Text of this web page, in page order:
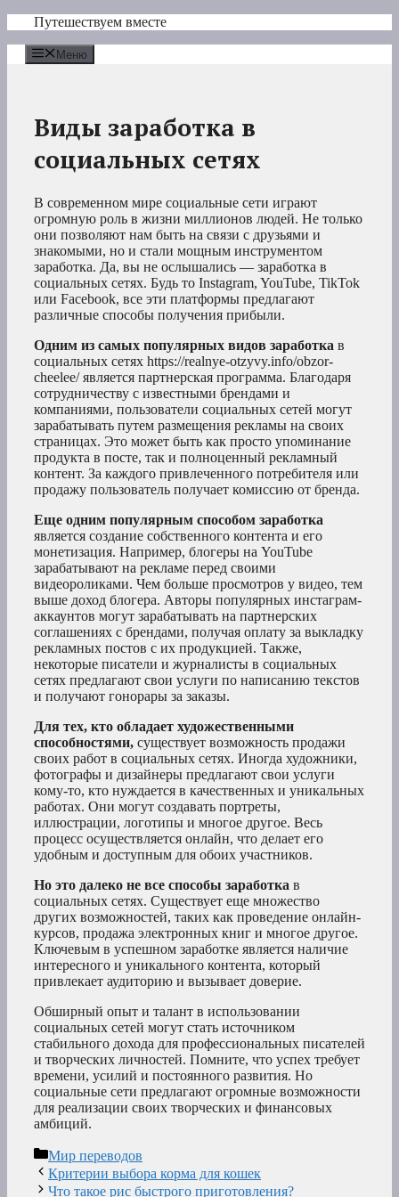
Перейти
содержимому
Путешествуем вместе
Меню
Виды заработка в
социальных сетях
В современном мире социальные сети играют
огромную роль в жизни миллионов людей. Не только
они позволяют нам быть на связи с друзьями и
знакомыми, но и стали мощным инструментом
заработка. Да, вы не ослышались — заработка в
социальных сетях. Будь то Instagram, YouTube, TikTok
или Facebook, все эти платформы предлагают
различные способы получения прибыли.
Одним из самых популярных видов заработка в
социальных сетях https://realnye-otzyvy.info/obzor-
cheelee/ является партнерская программа. Благодаря
сотрудничеству с известными брендами и
компаниями, пользователи социальных сетей могут
зарабатывать путем размещения рекламы на своих
страницах. Это может быть как просто упоминание
продукта в посте, так и полноценный рекламный
контент. За каждого привлеченного потребителя или
продажу пользователь получает комиссию от бренда.
Еще одним популярным способом заработка
является создание собственного контента и его
монетизация. Например, блогеры на YouTube
зарабатывают на рекламе перед своими
видеороликами. Чем больше просмотров у видео, тем
выше доход блогера. Авторы популярных инстаграм-
аккаунтов могут зарабатывать на партнерских
соглашениях с брендами, получая оплату за выкладку
рекламных постов с их продукцией. Также,
некоторые писатели и журналисты в социальных
сетях предлагают свои услуги по написанию текстов
и получают гонорары за заказы.
Для тех, кто обладает художественными
способностями, существует возможность продажи
своих работ в социальных сетях. Иногда художники,
фотографы и дизайнеры предлагают свои услуги
кому-то, кто нуждается в качественных и уникальных
работах. Они могут создавать портреты,
иллюстрации, логотипы и многое другое. Весь
процесс осуществляется онлайн, что делает его
удобным и доступным для обоих участников.
Но это далеко не все способы заработка в
социальных сетях. Существует еще множество
других возможностей, таких как проведение онлайн-
курсов, продажа электронных книг и многое другое.
Ключевым в успешном заработке является наличие
интересного и уникального контента, который
привлекает аудиторию и вызывает доверие.
Обширный опыт и талант в использовании
социальных сетей могут стать источником
стабильного дохода для профессиональных писателей
и творческих личностей. Помните, что успех требует
времени, усилий и постоянного развития. Но
социальные сети предлагают огромные возможности
для реализации своих творческих и финансовых
амбиций.
Рубрики
Мир переводов
Критерии выбора корма для кошек
Что такое рис быстрого приготовления?